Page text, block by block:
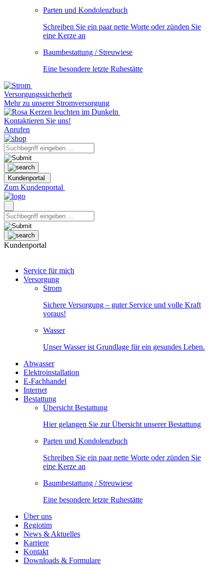
Parten und Kondolenzbuch
Schreiben Sie ein paar nette Worte oder zünden Sie
eine Kerze an
Baumbestattung / Streuwiese
Eine besondere letzte Ruhestätte
Versorgungssicherheit
Mehr zu unserer Stromversorgung
Kontaktieren Sie uns!
Anrufen
Kundenportal
Zum Kundenportal
Kundenportal
Service für mich
Versorgung
Strom
Sichere Versorgung – guter Service und volle Kraft
voraus!
Wasser
Unser Wasser ist Grundlage für ein gesundes Leben.
Abwasser
Elektroinstallation
E-Fachhandel
Internet
Bestattung
Übersicht Bestattung
Hier gelangen Sie zur Übersicht unserer Bestattung
Parten und Kondolenzbuch
Schreiben Sie ein paar nette Worte oder zünden Sie
eine Kerze an
Baumbestattung / Streuwiese
Eine besondere letzte Ruhestätte
Über uns
Regiotim
News & Aktuelles
Karriere
Kontakt
Downloads & Formulare